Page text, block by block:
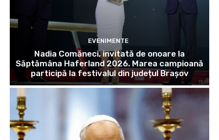
EVENIMENTE
Nadia Comăneci, invitată de onoare la
Săptămâna Haferland 2026. Marea campioană
participă la festivalul din județul Brașov